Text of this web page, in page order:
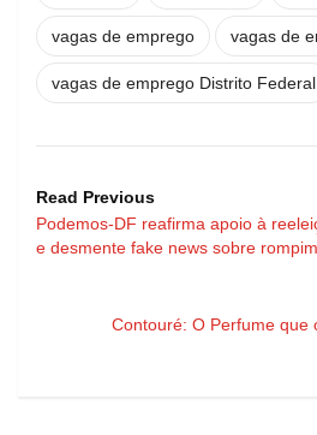
vagas de emprego vagas de
vagas de emprego Distrito Federal
Read Previous
Podemos-DF reafirma apoio à
e desmente fake news sobre
Contouré: O Perfume que